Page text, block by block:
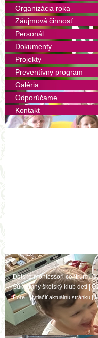
Organizácia roka
Záujmová činnosť
Personál
Dokumenty
Projekty
Preventívny program
Galéria
Odporúčame
Kontakt
Detské montessori centrum|
Súkromný školský klub detí |
Hore| Vytlačiť aktuálnu stránku |